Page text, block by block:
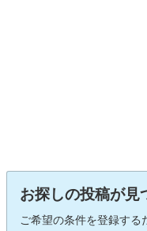
お探しの投稿が見
ご希望の条件を登録する